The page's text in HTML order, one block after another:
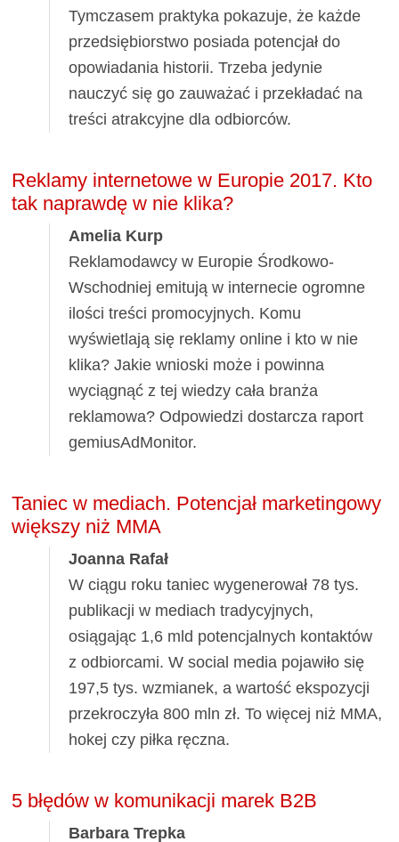
Tymczasem praktyka pokazuje, że każde
przedsiębiorstwo posiada potencjał do
opowiadania historii. Trzeba jedynie
nauczyć się go zauważać i przekładać na
treści atrakcyjne dla odbiorców.
Reklamy internetowe w Europie 2017. Kto
tak naprawdę w nie klika?
Amelia Kurp
Reklamodawcy w Europie Środkowo-
Wschodniej emitują w internecie ogromne
ilości treści promocyjnych. Komu
wyświetlają się reklamy online i kto w nie
klika? Jakie wnioski może i powinna
wyciągnąć z tej wiedzy cała branża
reklamowa? Odpowiedzi dostarcza raport
gemiusAdMonitor.
Taniec w mediach. Potencjał marketingowy
większy niż MMA
Joanna Rafał
W ciągu roku taniec wygenerował 78 tys.
publikacji w mediach tradycyjnych,
osiągając 1,6 mld potencjalnych kontaktów
z odbiorcami. W social media pojawiło się
197,5 tys. wzmianek, a wartość ekspozycji
przekroczyła 800 mln zł. To więcej niż MMA,
hokej czy piłka ręczna.
5 błędów w komunikacji marek B2B
Barbara Trepka